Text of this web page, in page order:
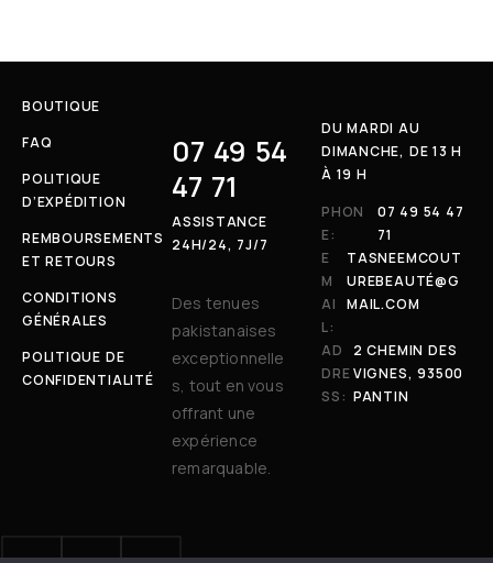
BOUTIQUE
FAQ
POLITIQUE
D’EXPÉDITION
REMBOURSEMENTS
ET RETOURS
CONDITIONS
GÉNÉRALES
POLITIQUE DE
CONFIDENTIALITÉ
07 49 54
47 71
ASSISTANCE
24H/24, 7J/7
Des tenues
pakistanaises
exceptionnelle
s, tout en vous
offrant une
expérience
remarquable.
DU MARDI AU
DIMANCHE, DE 13 H
À 19 H
PHON
E:
07 49 54 47
71
E
M
AI
L:
TASNEEMCOUT
UREBEAUTÉ@G
MAIL.COM
AD
DRE
SS:
2 CHEMIN DES
VIGNES, 93500
PANTIN